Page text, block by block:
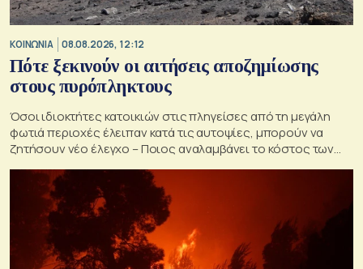
ΚΟΙΝΩΝΙΑ 08.08.2026, 12:12
Πότε ξεκινούν οι αιτήσεις αποζημίωσης
στους πυρόπληκτους
Όσοι ιδιοκτήτες κατοικιών στις πληγείσες από τη μεγάλη
φωτιά περιοχές έλειπαν κατά τις αυτοψίες, μπορούν να
ζητήσουν νέο έλεγχο – Ποιος αναλαμβάνει το κόστος των